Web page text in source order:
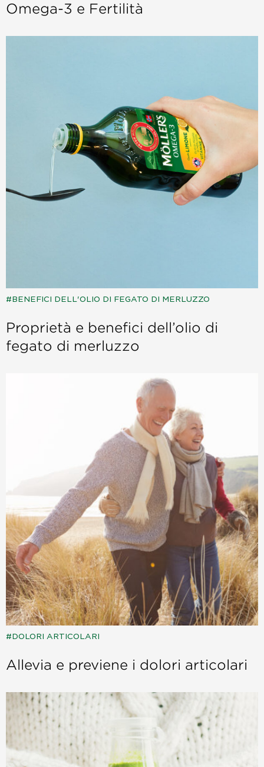
Omega-3 e Fertilità
Proprietà e benefici dell’olio di
fegato di merluzzo
BENEFICI DELL'OLIO DI FEGATO DI MERLUZZO
Allevia e previene i dolori articolari
DOLORI ARTICOLARI